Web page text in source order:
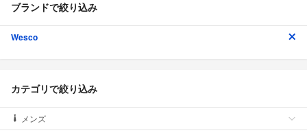
ブランドで絞り込み
Wesco
カテゴリで絞り込み
メンズ